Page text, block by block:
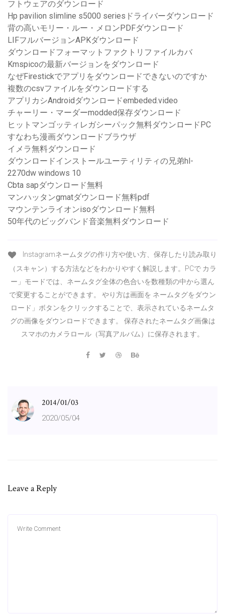
フトウェアのダウンロード
Hp pavilion slimline s5000 seriesドライバーダウンロード
背の高いモリー・ルー・メロンPDFダウンロード
LIFフルバージョンAPKダウンロード
ダウンロードフォーマットファクトリファイルカバ
Kmspicoの最新バージョンをダウンロード
なぜFirestickでアプリをダウンロードできないのですか
複数のcsvファイルをダウンロードする
アプリカシAndroidダウンロードembeded.video
チャーリー・マーダーmodded保存ダウンロード
ヒットマンゴッティレガシーパック無料ダウンロードPC
すなわち漫画ダウンロードブラウザ
イメラ無料ダウンロード
ダウンロードインストールユーティリティの兄弟hl-
2270dw windows 10
Cbta sapダウンロード無料
マンハッタンgmatダウンロード無料pdf
マウンテンライオンisoダウンロード無料
50年代のビッグバンド音楽無料ダウンロード
Instagramネームタグの作り方や使い方、保存したり読み取り
（スキャン）する方法などをわかりやすく解説します。PCで カラ
ー」モードでは、ネームタグ全体の色合いを数種類の中から選ん
で変更することができます。 やり方は画面を ネームタグをダウン
ロード」ボタンをクリックすることで、表示されているネームタ
グの画像をダウンロードできます。 保存されたネームタグ画像は
スマホのカメラロール（写真アルバム）に保存されます。
2014/01/03
2020/05/04
Leave a Reply